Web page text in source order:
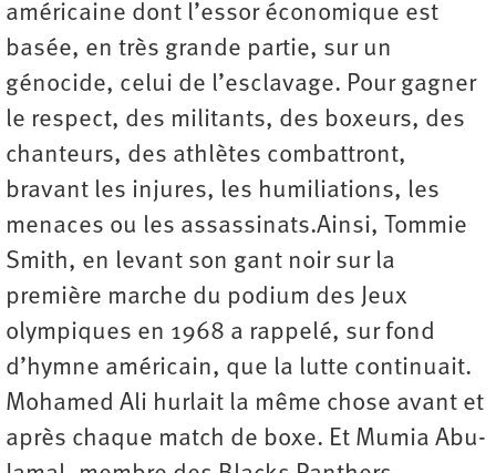
américaine dont l’essor économique est
basée, en très grande partie, sur un
génocide, celui de l’esclavage. Pour gagner
le respect, des militants, des boxeurs, des
chanteurs, des athlètes combattront,
bravant les injures, les humiliations, les
menaces ou les assassinats.Ainsi, Tommie
Smith, en levant son gant noir sur la
première marche du podium des Jeux
olympiques en 1968 a rappelé, sur fond
d’hymne américain, que la lutte continuait.
Mohamed Ali hurlait la même chose avant et
après chaque match de boxe. Et Mumia Abu-